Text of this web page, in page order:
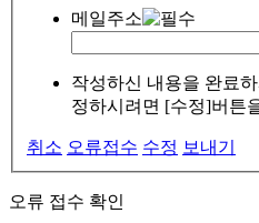
메일주소
작성하신 내용을 완료
정하시려면 [수정]버튼
취소 오류접수 수정 보내기
오류 접수 확인